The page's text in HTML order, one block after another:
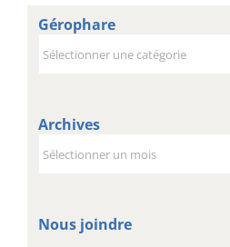
Gérophare
Archives
Nous joindre